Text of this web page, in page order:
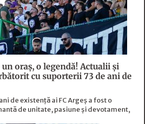
oraș, o legendă! Actualii şi
cu suporterii 73 de ani de
de existență ai FC Argeș a fost o
de unitate, pasiune și devotament,